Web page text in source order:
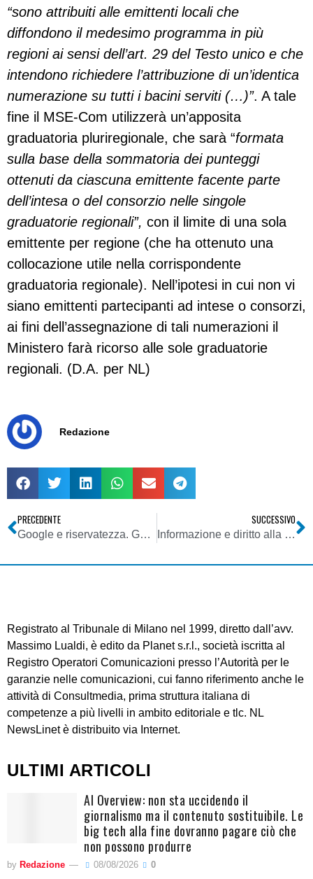
“sono attribuiti alle emittenti locali che
diffondono il medesimo programma in più
regioni ai sensi dell’art. 29 del Testo unico e che
intendono richiedere l’attribuzione di un’identica
numerazione su tutti i bacini serviti (…)”. A tale
fine il MSE-Com utilizzerà un’apposita
graduatoria pluriregionale, che sarà “formata
sulla base della sommatoria dei punteggi
ottenuti da ciascuna emittente facente parte
dell’intesa o del consorzio nelle singole
graduatorie regionali”, con il limite di una sola
emittente per regione (che ha ottenuto una
collocazione utile nella corrispondente
graduatoria regionale). Nell’ipotesi in cui non vi
siano emittenti partecipanti ad intese o consorzi,
ai fini dell’assegnazione di tali numerazioni il
Ministero farà ricorso alle sole graduatorie
regionali. (D.A. per NL)
Redazione
PRECEDENTE
Google e riservatezza. Garante privacy avvia istruttoria su rispetto normativa italiana. Azione coordinata con Autorità di protezione dati di altri 5 paesi europei
SUCCESSIVO
Informazione e diritto alla riservatezza. Garante Privacy: archivi giornalistici on line sempre aggiornati
Registrato al Tribunale di Milano nel 1999, diretto dall’avv.
Massimo Lualdi, è edito da Planet s.r.l., società iscritta al
Registro Operatori Comunicazioni presso l’Autorità per le
garanzie nelle comunicazioni, cui fanno riferimento anche le
attività di Consultmedia, prima struttura italiana di
competenze a più livelli in ambito editoriale e tlc. NL
NewsLinet è distribuito via Internet.
ULTIMI ARTICOLI
AI Overview: non sta uccidendo il
giornalismo ma il contenuto sostituibile. Le
big tech alla fine dovranno pagare ciò che
non possono produrre
by Redazione 08/08/2026 0